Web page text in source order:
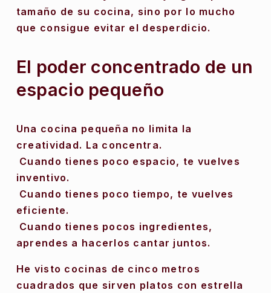
tamaño de su cocina, sino por lo mucho
que consigue evitar el desperdicio.
El poder concentrado de un
espacio pequeño
Una cocina pequeña no limita la
creatividad. La concentra.
inventivo.
eficiente.
aprendes a hacerlos cantar juntos.
He visto cocinas de cinco metros
cuadrados que sirven platos con estrella